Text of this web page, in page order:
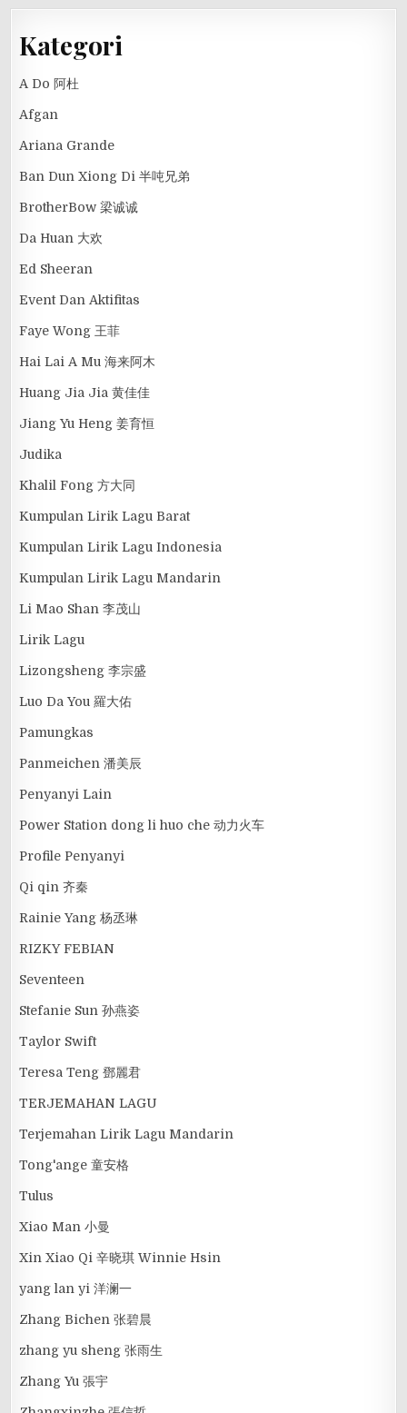
Kategori
A Do 阿杜
Afgan
Ariana Grande
Ban Dun Xiong Di 半吨兄弟
BrotherBow 梁诚诚
Da Huan 大欢
Ed Sheeran
Event Dan Aktifitas
Faye Wong 王菲
Hai Lai A Mu 海来阿木
Huang Jia Jia 黄佳佳
Jiang Yu Heng 姜育恒
Judika
Khalil Fong 方大同
Kumpulan Lirik Lagu Barat
Kumpulan Lirik Lagu Indonesia
Kumpulan Lirik Lagu Mandarin
Li Mao Shan 李茂山
Lirik Lagu
Lizongsheng 李宗盛
Luo Da You 羅大佑
Pamungkas
Panmeichen 潘美辰
Penyanyi Lain
Power Station dong li huo che 动力火车
Profile Penyanyi
Qi qin 齐秦
Rainie Yang 杨丞琳
RIZKY FEBIAN
Seventeen
Stefanie Sun 孙燕姿
Taylor Swift
Teresa Teng 鄧麗君
TERJEMAHAN LAGU
Terjemahan Lirik Lagu Mandarin
Tong'ange 童安格
Tulus
Xiao Man 小曼
Xin Xiao Qi 辛晓琪 Winnie Hsin
yang lan yi 洋澜一
Zhang Bichen 张碧晨
zhang yu sheng 张雨生
Zhang Yu 張宇